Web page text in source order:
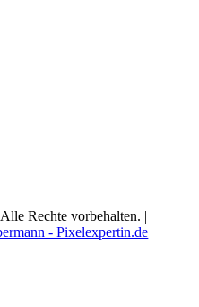
Rechte vorbehalten. |
- Pixelexpertin.de